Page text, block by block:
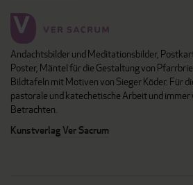
Andachtsbilder und Meditationsbilder,
Poster, Mäntel für die Gestaltung von
Bildtafeln mit Motiven von Sieger Köder. Für
pastorale und katechetische Arbeit und immer
Betrachten.
Kunstverlag Ver Sacrum